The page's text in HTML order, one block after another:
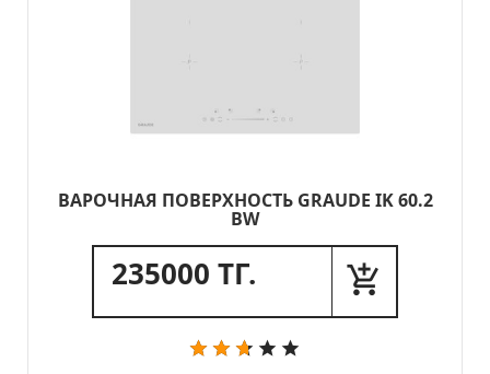
ВАРОЧНАЯ ПОВЕРХНОСТЬ GRAUDE IK 60.2
BW
235000 ТГ.